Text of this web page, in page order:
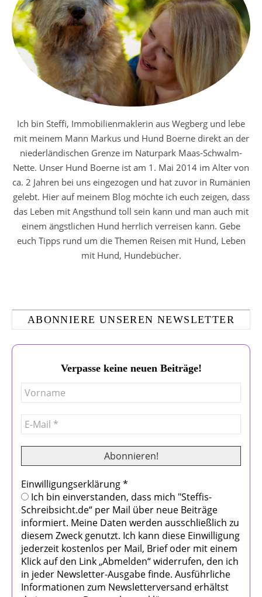
Ich bin Steffi, Immobilienmaklerin aus Wegberg und lebe
mit meinem Mann Markus und Hund Boerne direkt an der
niederländischen Grenze im Naturpark Maas-Schwalm-
Nette. Unser Hund Boerne ist am 1. Mai 2014 im Alter von
ca. 2 Jahren bei uns eingezogen und hat zuvor in Rumänien
gelebt. Hier auf meinem Blog möchte ich euch zeigen, dass
das Leben mit Angsthund toll sein kann und man auch mit
einem ängstlichen Hund herrlich verreisen kann. Gebe
euch Tipps rund um die Themen Reisen mit Hund, Leben
mit Hund, Hundebücher.
ABONNIERE UNSEREN NEWSLETTER
Verpasse keine neuen Beiträge!
Einwilligungserklärung*
Ich bin einverstanden, dass mich "Steffis-
Schreibsicht.de“ per Mail über neue Beiträge
informiert. Meine Daten werden ausschließlich zu
diesem Zweck genutzt. Ich kann diese Einwilligung
jederzeit kostenlos per Mail, Brief oder mit einem
Klick auf den Link „Abmelden“ widerrufen, den ich
in jeder Newsletter-Ausgabe finde. Ausführliche
Informationen zum Newsletterversand erhältst